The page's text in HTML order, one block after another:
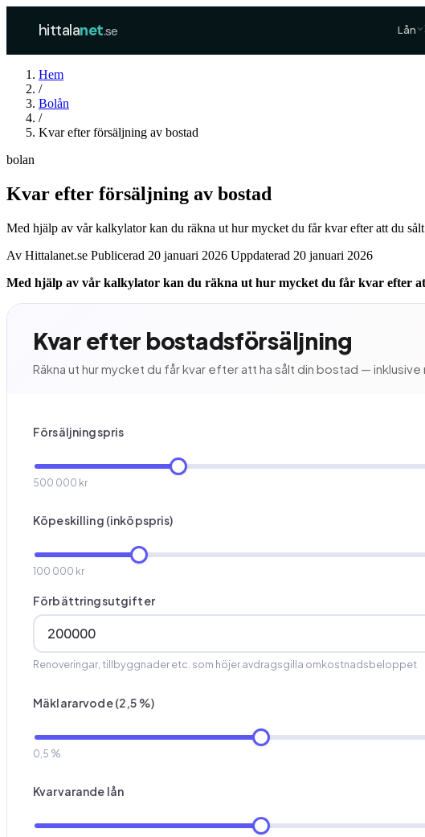
hittalanet.se Lån
Hem
/
Bolån
/
Kvar efter försäljning av bostad
bolan
Kvar efter försäljning av bostad
Med hjälp av vår kalkylator kan du räkna ut hur mycket du får kvar efter att du
Av Hittalanet.se Publicerad 20 januari 2026 Uppdaterad 20 januari 2026
Med hjälp av vår kalkylator kan du räkna ut hur mycket du får kvar efter
Kvar efter bostadsförsäljning
Räkna ut hur mycket du får kvar efter att ha sålt din bostad —
Försäljningspris
500 000 kr
Köpeskilling (inköpspris)
100 000 kr
Förbättringsutgifter
Renoveringar, tillbyggnader etc. som höjer avdragsgilla omkostnadsbeloppet
Mäklararvode (2,5 %)
0,5 %
Kvarvarande lån